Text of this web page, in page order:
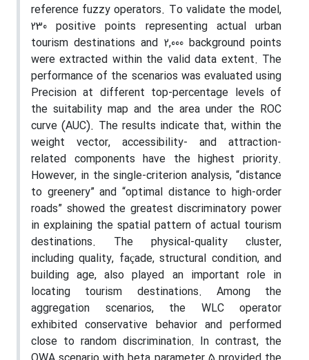
reference fuzzy operators. To validate the model,
230 positive points representing actual urban
tourism destinations and 2,000 background points
were extracted within the valid data extent. The
performance of the scenarios was evaluated using
Precision at different top-percentage levels of
the suitability map and the area under the ROC
curve (AUC). The results indicate that, within the
weight vector, accessibility- and attraction-
related components have the highest priority.
However, in the single-criterion analysis, “distance
to greenery” and “optimal distance to high-order
roads” showed the greatest discriminatory power
in explaining the spatial pattern of actual tourism
destinations. The physical-quality cluster,
including quality, façade, structural condition, and
building age, also played an important role in
locating tourism destinations. Among the
aggregation scenarios, the WLC operator
exhibited conservative behavior and performed
close to random discrimination. In contrast, the